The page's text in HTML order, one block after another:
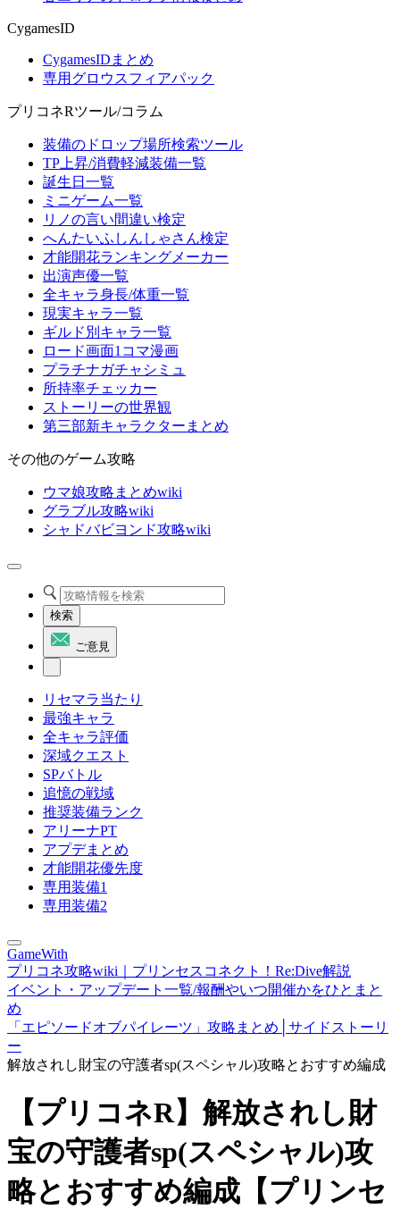
CygamesID
CygamesIDまとめ
専用グロウスフィアパック
プリコネRツール/コラム
装備のドロップ場所検索ツール
TP上昇/消費軽減装備一覧
誕生日一覧
ミニゲーム一覧
リノの言い間違い検定
へんたいふしんしゃさん検定
才能開花ランキングメーカー
出演声優一覧
全キャラ身長/体重一覧
現実キャラ一覧
ギルド別キャラ一覧
ロード画面1コマ漫画
プラチナガチャシミュ
所持率チェッカー
ストーリーの世界観
第三部新キャラクターまとめ
その他のゲーム攻略
ウマ娘攻略まとめwiki
グラブル攻略wiki
シャドバビヨンド攻略wiki
検索
ご意見
リセマラ当たり
最強キャラ
全キャラ評価
深域クエスト
SPバトル
追憶の戦域
推奨装備ランク
アリーナPT
アプデまとめ
才能開花優先度
専用装備1
専用装備2
GameWith
プリコネ攻略wiki｜プリンセスコネクト！Re:Dive解説
イベント・アップデート一覧/報酬やいつ開催かをひとまと
め
「エピソードオブパイレーツ」攻略まとめ│サイドストーリ
ー
解放されし財宝の守護者sp(スペシャル)攻略とおすすめ編成
【プリコネR】解放されし財
宝の守護者sp(スペシャル)攻
略とおすすめ編成【プリンセ